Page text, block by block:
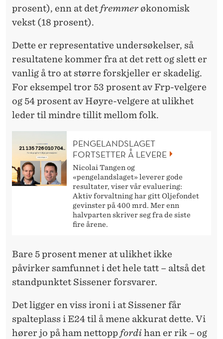
prosent), enn at det fremmer økonomisk
vekst (18 prosent).
Dette er representative undersøkelser, så
resultatene kommer fra at det rett og slett er
vanlig å tro at større forskjeller er skadelig.
For eksempel tror 53 prosent av Frp-velgere
og 54 prosent av Høyre-velgere at ulikhet
leder til mindre tillit mellom folk.
PENGELANDSLAGET
FORTSETTER Å LEVERE
Nicolai Tangen og
«pengelandslaget» leverer gode
resultater, viser vår evaluering:
Aktiv forvaltning har gitt Oljefondet
gevinster på 400 mrd. Mer enn
halvparten skriver seg fra de siste
fire årene.
Bare 5 prosent mener at ulikhet ikke
påvirker samfunnet i det hele tatt – altså det
standpunktet Sissener forsvarer.
Det ligger en viss ironi i at Sissener får
spalteplass i E24 til å mene akkurat dette. Vi
hører jo på ham nettopp fordihan er rik – og